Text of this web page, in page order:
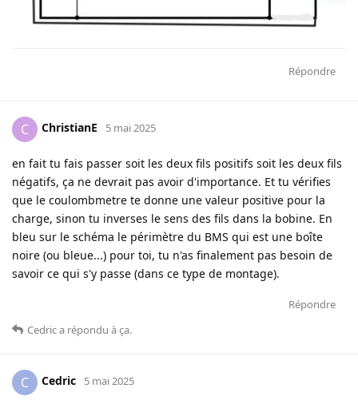
Répondre
C ChristianE 5 mai 2025
en fait tu fais passer soit les deux fils positifs soit les deux fils
négatifs, ça ne devrait pas avoir d'importance. Et tu vérifies
que le coulombmetre te donne une valeur positive pour la
charge, sinon tu inverses le sens des fils dans la bobine. En
bleu sur le schéma le périmètre du BMS qui est une boîte
noire (ou bleue...) pour toi, tu n'as finalement pas besoin de
savoir ce qui s'y passe (dans ce type de montage).
Répondre
Cedrica répondu à ça.
C Cedric 5 mai 2025